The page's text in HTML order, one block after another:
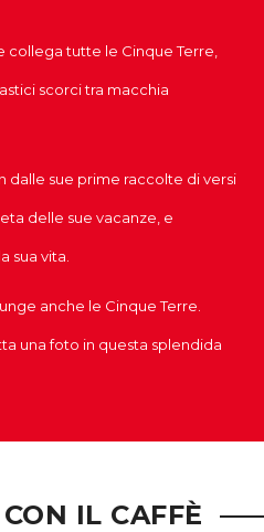
collega tutte le Cinque Terre,
scorci tra macchia
dalle sue prime raccolte di versi
delle sue vacanze, e
sua vita.
anche le Cinque Terre.
una foto in questa splendida
IL CAFFÈ